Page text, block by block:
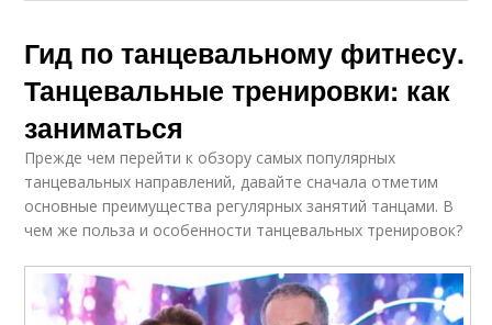
Гид по танцевальному фитнесу.
Танцевальные тренировки: как
заниматься
Прежде чем перейти к обзору самых популярных
танцевальных направлений, давайте сначала отметим
основные преимущества регулярных занятий танцами. В
чем же польза и особенности танцевальных тренировок?